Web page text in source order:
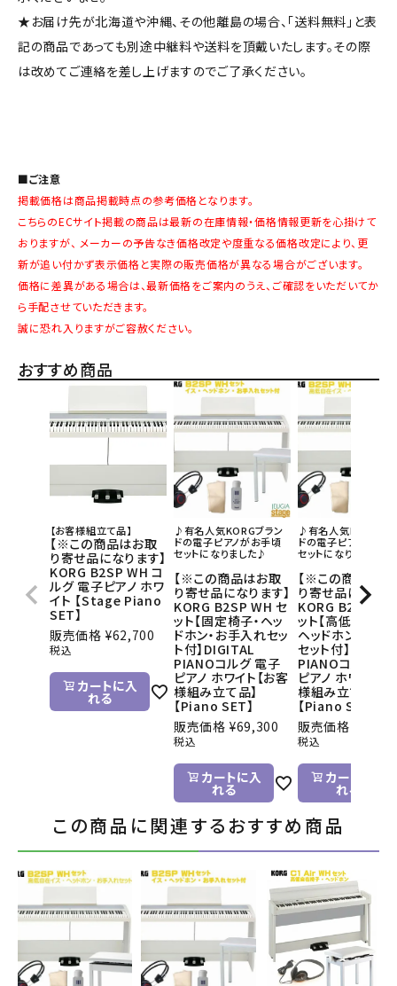
★お届け先が北海道や沖縄、その他離島の場合、「送料無料」と表
記の商品であっても別途中継料や送料を頂戴いたします。その際
は改めてご連絡を差し上げますのでご了承ください。
■ご注意
掲載価格は商品掲載時点の参考価格となります。
こちらのECサイト掲載の商品は最新の在庫情報・価格情報更新を心掛けて
おりますが、 メーカーの予告なき価格改定や度重なる価格改定により、更
新が追い付かず表示価格と実際の販売価格が異なる場合がございます。
価格に差異がある場合は、最新価格をご案内のうえ、ご確認をいただいてか
ら手配させていただきます。
誠に恐れ入りますがご容赦ください。
おすすめ商品
【お客様組立て品】
【※この商品はお取
り寄せ品になります】
KORG B2SP WH コ
ルグ 電子ピアノ ホワ
イト 【Stage Piano
SET】
販売価格 ¥62,700
税込
カートに入
れる
♪有名人気KORGブラン
ドの電子ピアノがお手頃
セットになりました♪
【※この商品はお取
り寄せ品になります】
KORG B2SP WH セ
ット【固定椅子・ヘッ
ドホン・お手入れセッ
ト付】DIGITAL
PIANOコルグ 電子
ピアノ ホワイト【お客
様組み立て品】
【Piano SET】
販売価格 ¥69,300
税込
カートに入
れる
♪有名人気KORGブ
ドの電子ピアノがお
セットになりました♪
【※この商品はお
り寄せ品になりま
KORG B2SP
ット【高低自在椅
ヘッドホン・お手
セット付】
PIANOコルグ 電
ピアノ ホワイト【
様組み立て品】
【Piano SET】
販売価格
税込
カートに入
れる
この商品に関連するおすすめ商品